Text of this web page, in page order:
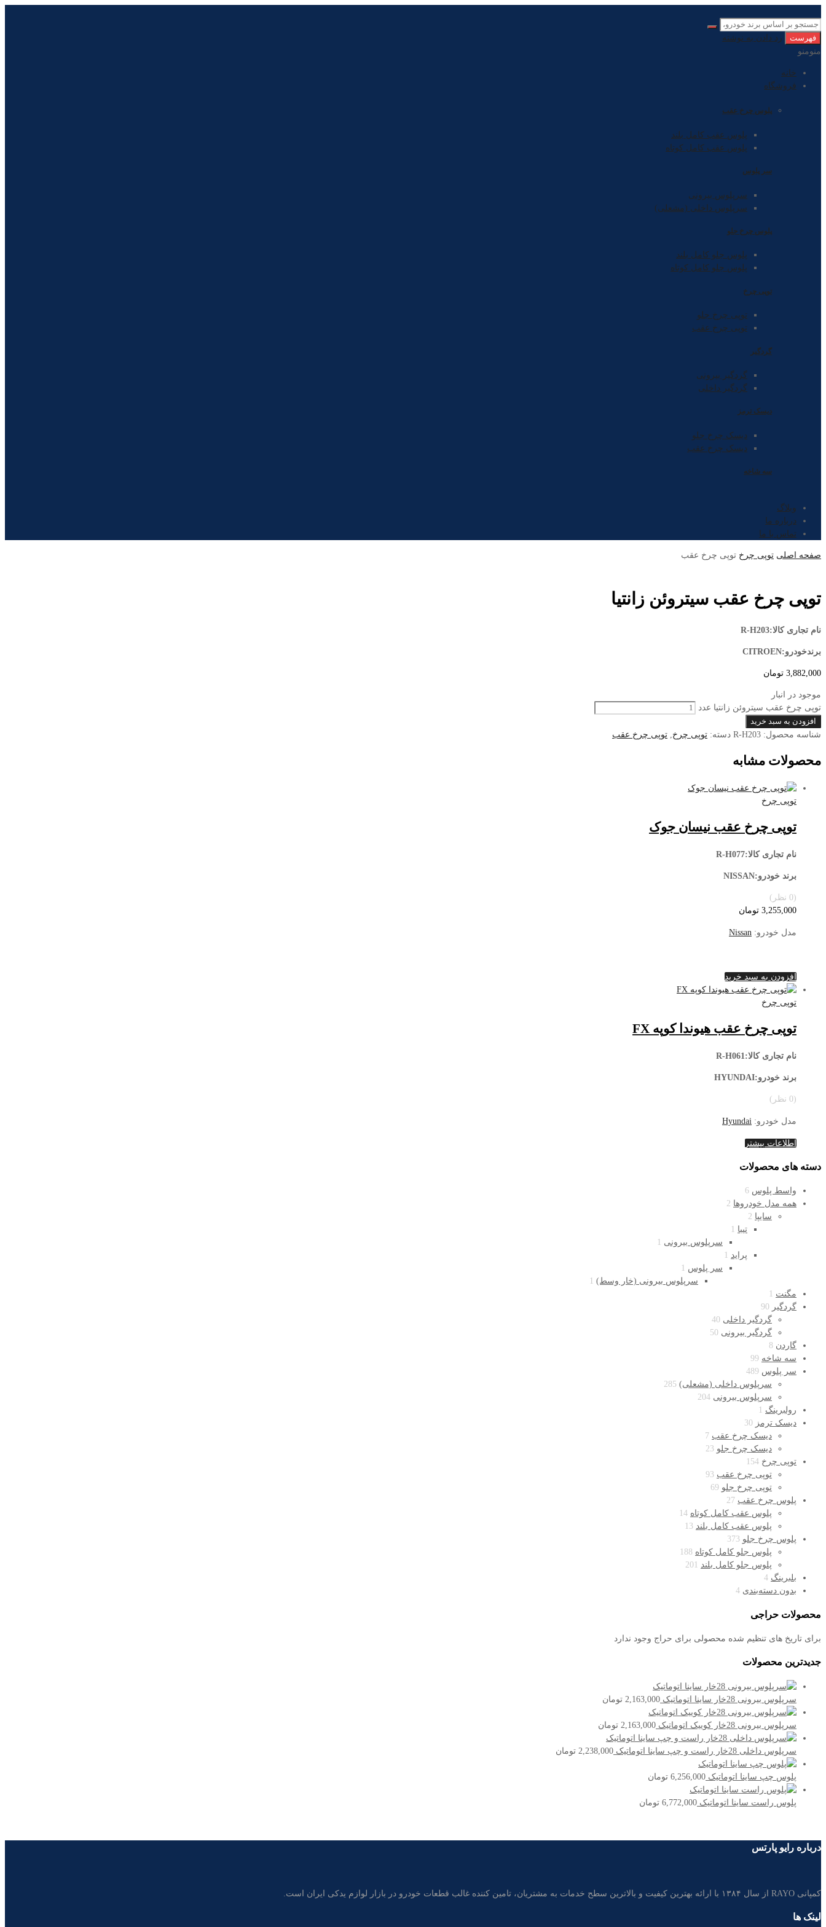
فهرست
رد دادن به نوشته
منومنو
خانه
فروشگاه
پلوس چرخ عقب
پلوس عقب کامل بلند
پلوس عقب کامل کوتاه
سر پلوس
سرپلوس بیرونی
سرپلوس داخلی (مشعلی)
پلوس چرخ جلو
پلوس جلو کامل بلند
پلوس جلو کامل کوتاه
توپی چرخ
توپی چرخ جلو
توپی چرخ عقب
گردگیر
گردگیر بیرونی
گردگیر داخلی
دیسک ترمز
دیسک چرخ جلو
دیسک چرخ عقب
سه شاخه
وبلاگ
درباره ما
تماس با ما
صفحه اصلی توپی چرخ توپی چرخ عقب
توپی چرخ عقب سیتروئن زانتیا
نام تجاری کالا:R-H203
برندخودرو:CITROEN
3,882,000 تومان
موجود در انبار
توپی چرخ عقب سیتروئن زانتیا عدد
افزودن به سبد خرید
شناسه محصول: R-H203 دسته: توپی چرخ توپی چرخ عقب
محصولات مشابه
توپی چرخ
توپی چرخ عقب نیسان جوک
نام تجاری کالا:R-H077
برند خودرو:NISSAN
(0 نظر)
3,255,000 تومان
مدل خودرو: Nissan
افزودن به سبد خرید
توپی چرخ
توپی چرخ عقب هیوندا کوپه FX
نام تجاری کالا:R-H061
برند خودرو:HYUNDAI
(0 نظر)
مدل خودرو: Hyundai
اطلاعات بیشتر
دسته های محصولات
واسط پلوس 6
همه مدل خودروها 2
سایپا 2
تیبا 1
سرپلوس بیرونی 1
پراید 1
سر پلوس 1
سرپلوس بیرونی (خار وسط) 1
مگنت 1
گردگیر 90
گردگیر داخلی 40
گردگیر بیرونی 50
گاردن 8
سه شاخه 99
سر پلوس 489
سرپلوس داخلی (مشعلی) 285
سرپلوس بیرونی 204
رولبرینگ 1
دیسک ترمز 30
دیسک چرخ عقب 7
دیسک چرخ جلو 23
توپی چرخ 154
توپی چرخ عقب 93
توپی چرخ جلو 69
پلوس چرخ عقب 27
پلوس عقب کامل کوتاه 14
پلوس عقب کامل بلند 13
پلوس چرخ جلو 373
پلوس جلو کامل کوتاه 188
پلوس جلو کامل بلند 201
بلبرینگ 4
بدون دسته‌بندی 4
محصولات حراجی
برای تاریخ های تنظیم شده محصولی برای حراج وجود ندارد
جدیدترین محصولات
سرپلوس بیرونی 28خار ساینا اتوماتیک 2,163,000 تومان
سرپلوس بیرونی 28خار کوییک اتوماتیک 2,163,000 تومان
سرپلوس داخلی 28خار راست و چپ ساینا اتوماتیک 2,238,000 تومان
پلوس چپ ساینا اتوماتیک 6,256,000 تومان
پلوس راست ساینا اتوماتیک 6,772,000 تومان
درباره رایو پارتس
کمپانی RAYO از سال ۱۳۸۴ با ارائه بهترین کیفیت و بالاترین سطح خدمات به مشتریان، تامین کننده غالب قطعات خودرو در بازار لوازم یدکی ایران است.
لینک ها